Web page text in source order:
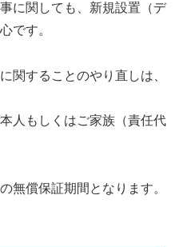
に関しても、新規設置（デ
です。
関することのやり直しは、
人もしくはご家族（責任代
無償保証期間となります。